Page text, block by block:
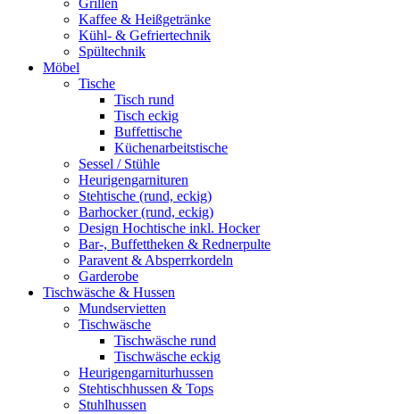
Grillen
Kaffee & Heißgetränke
Kühl- & Gefriertechnik
Spültechnik
Möbel
Tische
Tisch rund
Tisch eckig
Buffettische
Küchenarbeitstische
Sessel / Stühle
Heurigengarnituren
Stehtische (rund, eckig)
Barhocker (rund, eckig)
Design Hochtische inkl. Hocker
Bar-, Buffettheken & Rednerpulte
Paravent & Absperrkordeln
Garderobe
Tischwäsche & Hussen
Mundservietten
Tischwäsche
Tischwäsche rund
Tischwäsche eckig
Heurigengarniturhussen
Stehtischhussen & Tops
Stuhlhussen